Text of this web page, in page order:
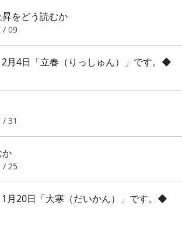
昇をどう読むか
/ 09
4日「立春（りっしゅん）」です。◆
31
か
/ 25
20日「大寒（だいかん）」です。◆